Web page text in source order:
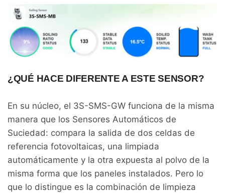
¿QUÉ HACE DIFERENTE A ESTE SENSOR?
En su núcleo, el 3S-SMS-GW funciona de la misma
manera que los Sensores Automáticos de
Suciedad: compara la salida de dos celdas de
referencia fotovoltaicas, una limpiada
automáticamente y la otra expuesta al polvo de la
misma forma que los paneles instalados. Pero lo
que lo distingue es la combinación de limpieza